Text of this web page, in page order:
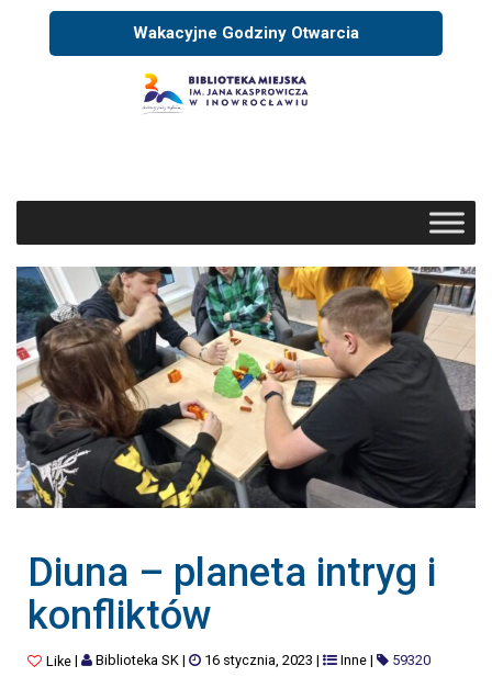
Wakacyjne Godziny Otwarcia
Diuna – planeta intryg i
konfliktów
Like| Biblioteka SK| 16 stycznia, 2023 | Inne| 59320